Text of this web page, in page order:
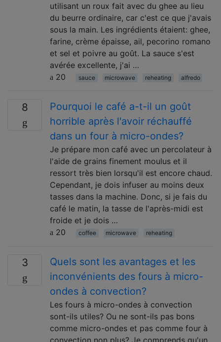
utilisant un roux fait avec du ghee au lieu
du beurre ordinaire, car c'est ce que j'avais
sous la main. Les ingrédients étaient: ghee,
farine, crème épaisse, ail, pecorino romano
et sel et poivre au goût. La sauce s'est
avérée excellente, j'ai …
20
sauce microwave reheating alfredo
8
Pourquoi le café a-t-il un goût
horrible après l'avoir réchauffé
dans un four à micro-ondes?
Je prépare mon café avec un percolateur à
l'aide de grains finement moulus et il
ressort très bien lorsqu'il est encore chaud.
Cependant, je dois infuser au moins deux
tasses dans la machine. Donc, si je fais du
café le matin, la tasse de l'après-midi est
froide et je dois …
20
coffee microwave reheating
3
Quels sont les avantages et les
inconvénients des fours à micro-
ondes à convection?
Les fours à micro-ondes à convection
sont-ils utiles? Ou ne sont-ils pas bons
comme micro-ondes et pas comme four à
convection non plus? Je comprends qu'un